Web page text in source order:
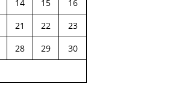
14 15
16
21 22
23
28 29
30